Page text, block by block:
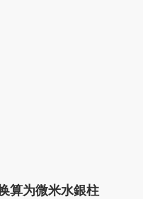
算为微米水銀柱